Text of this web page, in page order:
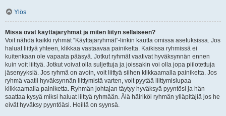
Ylös
Missä ovat käyttäjäryhmät ja miten liityn sellaiseen?
Voit nähdä kaikki ryhmät “Käyttäjäryhmät”-linkin kautta omissa asetuksissa. Jos
haluat liittyä yhteen, klikkaa vastaavaa painiketta. Kaikissa ryhmissä ei
kuitenkaan ole vapaata pääsyä. Jotkut ryhmät vaativat hyväksynnän ennen
kuin voit liittyä. Jotkut voivat olla suljettuja ja joissakin voi olla jopa piilotettuja
jäsenyyksiä. Jos ryhmä on avoin, voit liittyä siihen klikkaamalla painiketta. Jos
ryhmä vaatii hyväksynnän liittymistä varten, voit pyytää liittymislupaa
klikkaamalla painiketta. Ryhmän johtajan täytyy hyväksyä pyyntösi ja hän
saattaa kysyä miksi haluat liittyä ryhmään. Älä häiriköi ryhmän ylläpitäjiä jos he
eivät hyväksy pyyntöäsi. Heillä on syynsä.